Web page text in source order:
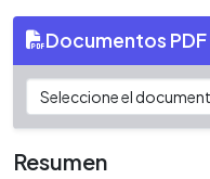
Documentos PDF
Resumen